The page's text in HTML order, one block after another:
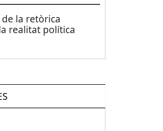
la retòrica
realitat política